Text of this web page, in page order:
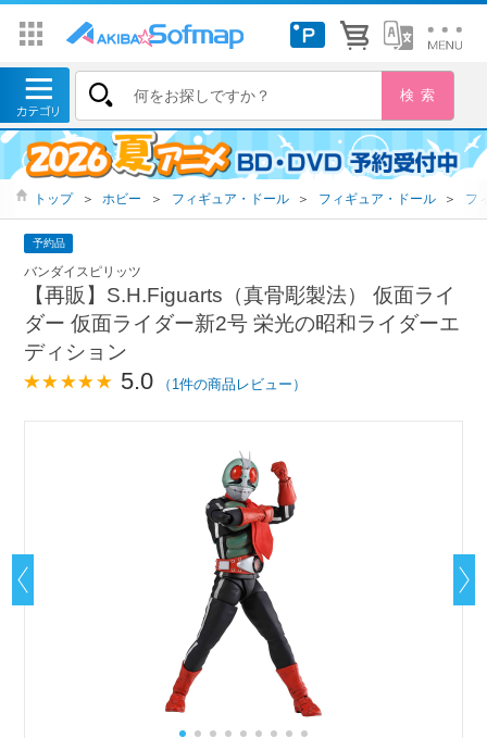
トップ ＞ ホビー ＞ フィギュア・ドール ＞ フィギュア・ドール ＞ フ
予約品
バンダイスピリッツ
【再販】S.H.Figuarts（真骨彫製法） 仮面ライ
ダー 仮面ライダー新2号 栄光の昭和ライダーエ
ディション
5.0 （1件の商品レビュー）